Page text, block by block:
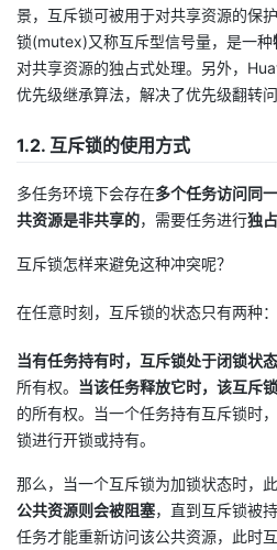
的
博
客
我
的
论
我
的
我
动
关
注
我
的
发
我
Programs
我
的
景，互斥锁可被用于对共享资源的保
锁(mutex)又称互斥型信号量，是一种
对共享资源的独占式处理。另外，
优先级继承算法，解决了优先级翻转问
1.2. 互斥锁的使用方式
多任务环境下会存在多个任务访问同
共资源是非共享的，需要任务进行独
互斥锁怎样来避免这种冲突呢？
在任意时刻，互斥锁的状态只有两种：
当有任务持有时，互斥锁处于闭锁状态
所有权。 当该任务释放它时，该互斥
的所有权。当一个任务持有互斥锁时
锁进行开锁或持有。
那么，当一个互斥锁为加锁状态时，
公共资源则会被阻塞，直到互斥锁被
任务才能重新访问该公共资源，此时